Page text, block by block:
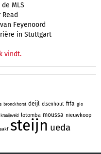
MLS
Feyenoord
in Stuttgart
vindt.
bronckhorst deijl elsenhout fifa gio
kraaijeveld lotomba moussa nieuwkoop
steijn ueda